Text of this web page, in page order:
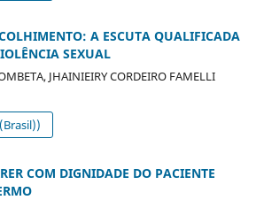
A ESCUTA QUALIFICADA
SEXUAL
JHAINIEIRY CORDEIRO FAMELLI
COM DIGNIDADE DO PACIENTE